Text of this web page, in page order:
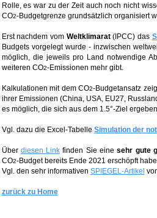
Rolle, es war zu der Zeit auch noch nicht
CO2-Budgetgrenze grundsätzlich organisiert
Erst nachdem vom Weltklimarat(IPCC) das
Budgets vorgelegt wurde - inzwischen
möglich, die jeweils pro Land notwendige
weiteren CO2-Emissionen mehr gibt.
Kalkulationen mit dem CO2-Budgetansatz
ihrer Emissionen (China, USA, EU27,
es möglich, die sich aus dem 1.5°-Ziel
Vgl. dazu die Excel-Tabelle Simulation der
Über diesen Link finden Sie einesehr gute
CO2-Budget bereits Ende 2021 erschöpft
Vgl. den sehr informativen SPIEGEL-Artikel
zurück zu Home